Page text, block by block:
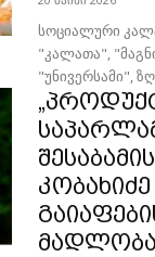
სოციალური კალათა –
"კალათა",
"უნივერსამი",